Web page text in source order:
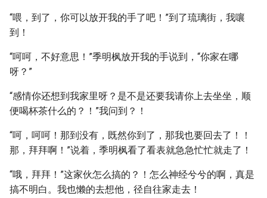
“喂，到了，你可以放开我的手了吧！”到了琉璃街，我嚷
到！
“呵呵，不好意思！”季明枫放开我的手说到，“你家在哪
呀？”
“感情你还想到我家里呀？是不是还要我请你上去坐坐，顺
便喝杯茶什么的？！”我问到？！
“呵，呵呵！那到没有，既然你到了，那我也要回去了！！
那，拜拜啊！”说着，季明枫看了看表就急急忙忙就走了！
“哦，拜拜！”这家伙怎么搞的？！怎么神经兮兮的啊，真是
搞不明白。我也懒的去想他，径自往家走去！